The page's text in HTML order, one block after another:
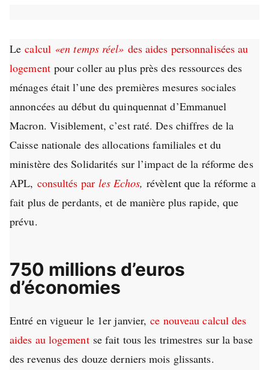
Le calcul «en temps réel» des aides personnalisées au
logement pour coller au plus près des ressources des
ménages était l’une des premières mesures sociales
annoncées au début du quinquennat d’Emmanuel
Macron. Visiblement, c’est raté. Des chiffres de la
Caisse nationale des allocations familiales et du
ministère des Solidarités sur l’impact de la réforme des
APL, consultés par les Echos, révèlent que la réforme a
fait plus de perdants, et de manière plus rapide, que
prévu.
750 millions d’euros
d’économies
Entré en vigueur le 1er janvier, ce nouveau calcul des
aides au logement se fait tous les trimestres sur la base
des revenus des douze derniers mois glissants.